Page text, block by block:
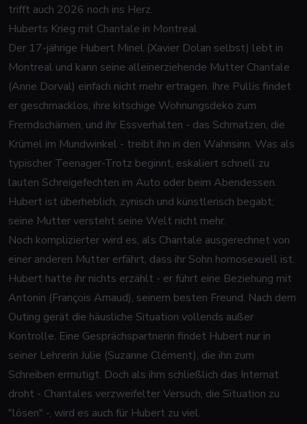
trifft auch 2026 noch ins Herz.
Huberts Krieg mit Chantale in Montreal
Der 17-jährige Hubert Minel (Xavier Dolan selbst) lebt in
Montreal und kann seine alleinerziehende Mutter Chantale
(Anne Dorval) einfach nicht mehr ertragen. Ihre Pullis findet
er geschmacklos, ihre kitschige Wohnungsdeko zum
Fremdschämen, und ihr Essverhalten - das Schmatzen, die
Krümel im Mundwinkel - treibt ihn in den Wahnsinn. Was als
typischer Teenager-Trotz beginnt, eskaliert schnell zu
lauten Schreigefechten im Auto oder beim Abendessen.
Hubert ist überheblich, zynisch und künstlerisch begabt;
seine Mutter versteht seine Welt nicht mehr.
Noch komplizierter wird es, als Chantale ausgerechnet von
einer anderen Mutter erfährt, dass ihr Sohn homosexuell ist.
Hubert hatte ihr nichts erzählt - er führt eine Beziehung mit
Antonin (François Arnaud), seinem besten Freund. Nach dem
Outing gerät die häusliche Situation vollends außer
Kontrolle. Eine Gesprächspartnerin findet Hubert nur in
seiner Lehrerin Julie (Suzanne Clément), die ihn zum
Schreiben ermutigt. Doch als ihm schließlich das Internat
droht - Chantales verzweifelter Versuch, die Situation zu
"lösen" -, wird es auch für Hubert zu viel.